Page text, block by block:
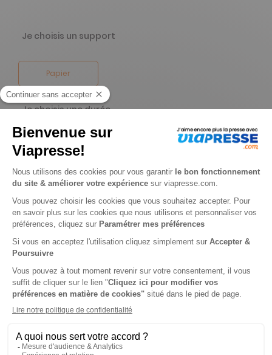
Je choisis un support
Papier
Je choisis une durée
-51%
Abonnement 1 an
6 n° • Papier Offre réservée aux particuliers
245€00
Tarif France métropolitaine
Renouvellement à date d’anniversaire
Abonnement 1 an
6 n° • Papier Offre réservée aux étudiants
125€00 504€ 00
Renouvellement à date d’anniversaire